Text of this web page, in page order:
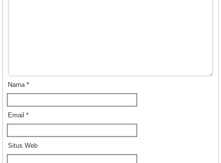
Nama *
Email *
Situs Web